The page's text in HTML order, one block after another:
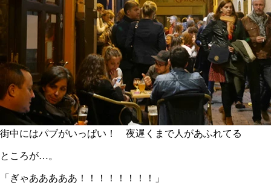
街中にはパブがいっぱい！ 夜遅くまで人があふれてる
ところが…。
「 ぎゃあああああ！！！！！！！！ 」